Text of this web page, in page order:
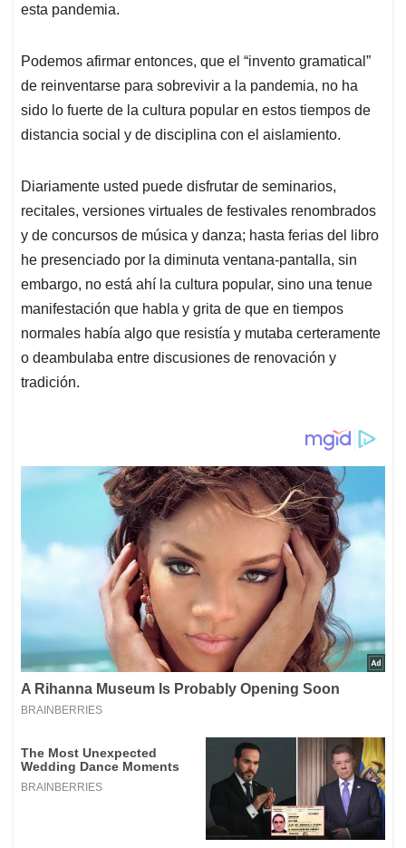
esta pandemia.
Podemos afirmar entonces, que el “invento gramatical”
de reinventarse para sobrevivir a la pandemia, no ha
sido lo fuerte de la cultura popular en estos tiempos de
distancia social y de disciplina con el aislamiento.
Diariamente usted puede disfrutar de seminarios,
recitales, versiones virtuales de festivales renombrados
y de concursos de música y danza; hasta ferias del libro
he presenciado por la diminuta ventana-pantalla, sin
embargo, no está ahí la cultura popular, sino una tenue
manifestación que habla y grita de que en tiempos
normales había algo que resistía y mutaba certeramente
o deambulaba entre discusiones de renovación y
tradición.